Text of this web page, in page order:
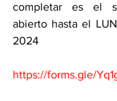
completar es el
abierto hasta el
2024
https://forms.gle/